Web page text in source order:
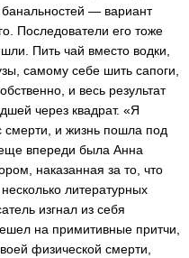
— вариант
Последователи его тоже
Пить чай вместо водки,
самому себе шить сапоги,
и весь результат
через квадрат. «Я
смерти, и жизнь пошла под
впереди была Анна
наказанная за то, что
литературных
изгнал из себя
на примитивные притчи,
физической смерти,